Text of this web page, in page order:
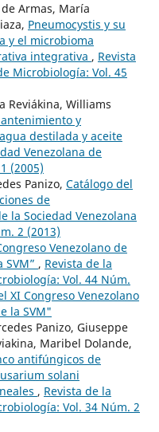
Armas, María
Pneumocystis y su
y el microbioma
integrativa , Revista
Microbiología: Vol. 45
Reviákina, Williams
y
destilada y aceite
Venezolana de
(2005)
Panizo, Catálogo del
de
la Sociedad Venezolana
2 (2013)
Venezolano de
, Revista de la
Vol. 44 Núm.
XI Congreso Venezolano
la SVM"
Panizo, Giuseppe
Maribel Dolande,
antifúngicos de
solani
, Revista de la
Vol. 34 Núm. 2